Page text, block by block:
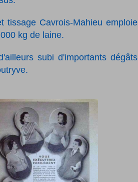
tissage Cavrois-Mahieu emploie
kg de laine.
subi d'importants dégâts